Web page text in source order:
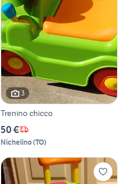
3
Trenino chicco
50 €
Nichelino(TO)